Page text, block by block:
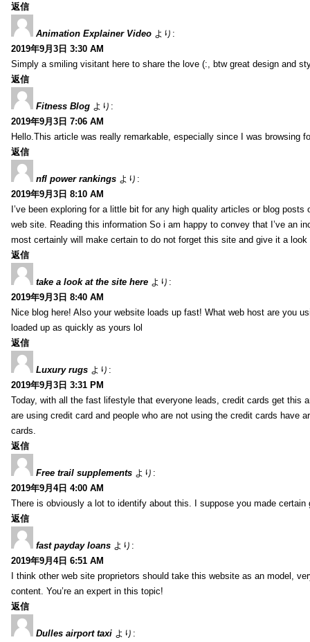
返信
Animation Explainer Video より:
2019年9月3日 3:30 AM
Simply a smiling visitant here to share the love (:, btw great design and
返信
Fitness Blog より:
2019年9月3日 7:06 AM
Hello.This article was really remarkable, especially since I was browsing
返信
nfl power rankings より:
2019年9月3日 8:10 AM
I’ve been exploring for a little bit for any high quality articles or blog
web site. Reading this information So i am happy to convey that I’ve an
most certainly will make certain to do not forget this site and give it a look
返信
take a look at the site here より:
2019年9月3日 8:40 AM
Nice blog here! Also your website loads up fast! What web host are you
loaded up as quickly as yours lol
返信
Luxury rugs より:
2019年9月3日 3:31 PM
Today, with all the fast lifestyle that everyone leads, credit cards get this
are using credit card and people who are not using the credit cards have
cards.
返信
Free trail supplements より:
2019年9月4日 4:00 AM
There is obviously a lot to identify about this. I suppose you made certain
返信
fast payday loans より:
2019年9月4日 6:51 AM
I think other web site proprietors should take this website as an model,
content. You’re an expert in this topic!
返信
Dulles airport taxi より: